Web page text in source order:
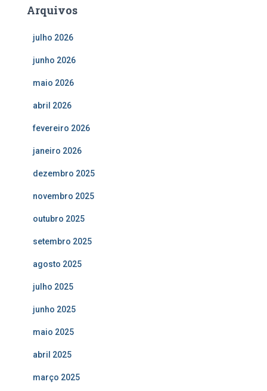
Arquivos
julho 2026
junho 2026
maio 2026
abril 2026
fevereiro 2026
janeiro 2026
dezembro 2025
novembro 2025
outubro 2025
setembro 2025
agosto 2025
julho 2025
junho 2025
maio 2025
abril 2025
março 2025